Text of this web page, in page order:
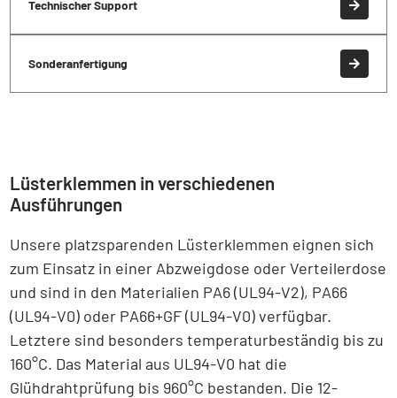
Technischer Support
Sonderanfertigung
Lüsterklemmen in verschiedenen
Ausführungen
Unsere platzsparenden Lüsterklemmen eignen sich
zum Einsatz in einer Abzweigdose oder Verteilerdose
und sind in den Materialien PA6 (UL94-V2), PA66
(UL94-V0) oder PA66+GF (UL94-V0) verfügbar.
Letztere sind besonders temperaturbeständig bis zu
160°C. Das Material aus UL94-V0 hat die
Glühdrahtprüfung bis 960°C bestanden. Die 12-